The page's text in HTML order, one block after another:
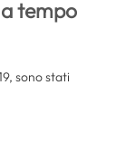
tempo
sono stati